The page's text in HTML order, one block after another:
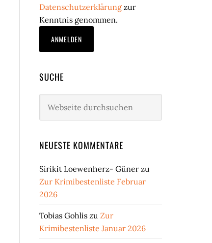
Datenschutzerklärung zur
Kenntnis genommen.
SUCHE
durchsuchen
NEUESTE KOMMENTARE
Sirikit Loewenherz- Güner zu
Zur Krimibestenliste Februar
2026
Tobias Gohlis zu Zur
Krimibestenliste Januar 2026